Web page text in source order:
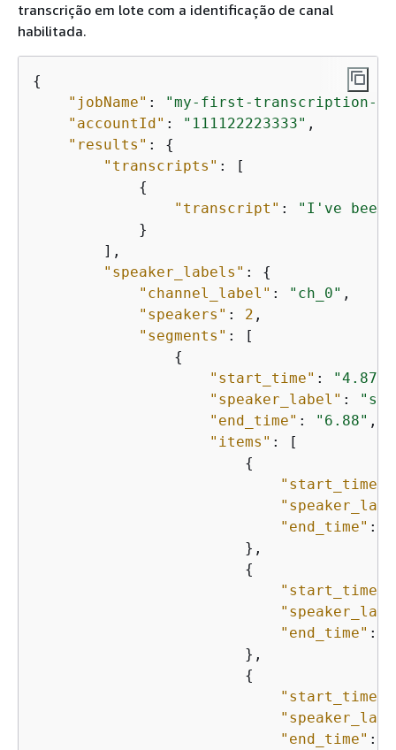
transcrição em lote com a identificação de canal
habilitada.
{
"jobName" :
"my-first-transcription-
"accountId" : "111122223333" ,
"results" : {
"transcripts" : [
{
"transcript" :
"I've been
            }
        ],
"speaker_labels" : {
"channel_label" : "ch_0" ,
"speakers" : 2 ,
"segments" : [
{
"start_time" : "4.87"
"speaker_label" :
"end_time" : "6.88" ,
"items"
{
"start_time"
"end_time" :
                        },
{
"start_time"
"end_time" :
                        },
{
"start_time"
"end_time" :